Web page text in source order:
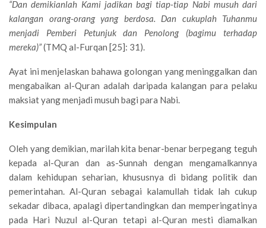
“Dan demikianlah Kami jadikan bagi tiap-tiap Nabi musuh dari
kalangan orang-orang yang berdosa. Dan cukuplah Tuhanmu
menjadi Pemberi Petunjuk dan Penolong (bagimu terhadap
mereka)”(TMQ al-Furqan [25]: 31).
Ayat ini menjelaskan bahawa golongan yang meninggalkan dan
mengabaikan al-Quran adalah daripada kalangan para pelaku
maksiat yang menjadi musuh bagi para Nabi.
Kesimpulan
Oleh yang demikian, marilah kita benar-benar berpegang teguh
kepada al-Quran dan as-Sunnah dengan mengamalkannya
dalam kehidupan seharian, khususnya di bidang politik dan
pemerintahan. Al-Quran sebagai kalamullah tidak lah cukup
sekadar dibaca, apalagi dipertandingkan dan memperingatinya
pada Hari Nuzul al-Quran tetapi al-Quran mesti diamalkan